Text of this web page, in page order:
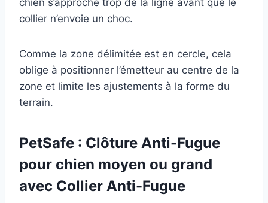
chien s’approche trop de la ligne avant que le
collier n’envoie un choc.
Comme la zone délimitée est en cercle, cela
oblige à positionner l’émetteur au centre de la
zone et limite les ajustements à la forme du
terrain.
PetSafe : Clôture Anti-Fugue
pour chien moyen ou grand
avec Collier Anti-Fugue